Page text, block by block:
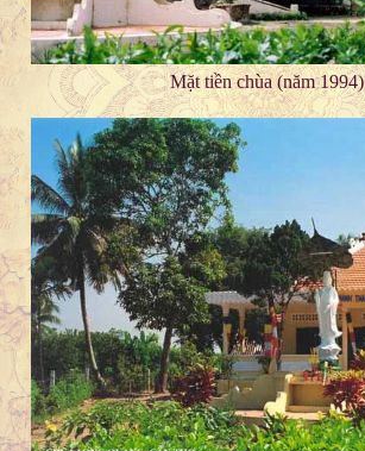
Mặt tiền chùa (năm 1994)